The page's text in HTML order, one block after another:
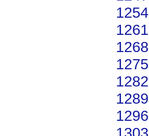
1254
1261
1268
1275
1282
1289
1296